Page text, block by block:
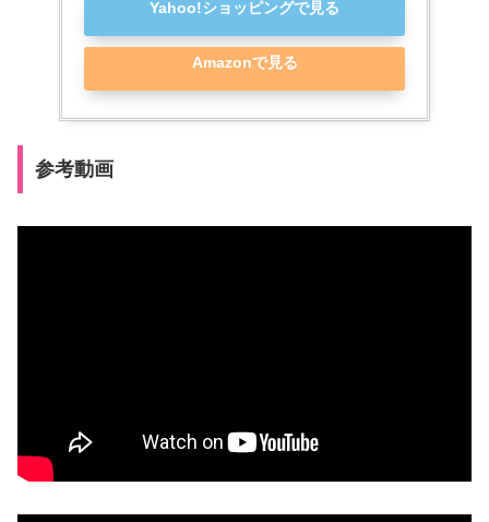
Yahoo!ショッピングで見る
Amazonで見る
参考動画